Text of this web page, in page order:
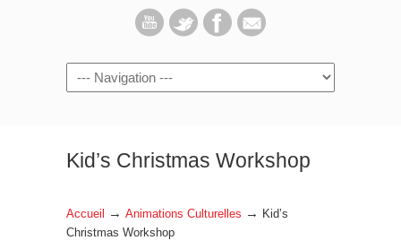
Navigation
Kid’s Christmas Workshop
Accueil → Animations Culturelles →
Kid’s
Christmas Workshop